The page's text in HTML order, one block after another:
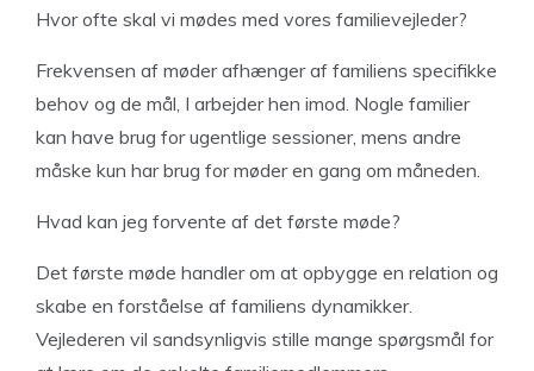
Hvor ofte skal vi mødes med vores familievejleder?
Frekvensen af møder afhænger af familiens specifikke
behov og de mål, I arbejder hen imod. Nogle familier
kan have brug for ugentlige sessioner, mens andre
måske kun har brug for møder en gang om måneden.
Hvad kan jeg forvente af det første møde?
Det første møde handler om at opbygge en relation og
skabe en forståelse af familiens dynamikker.
Vejlederen vil sandsynligvis stille mange spørgsmål for